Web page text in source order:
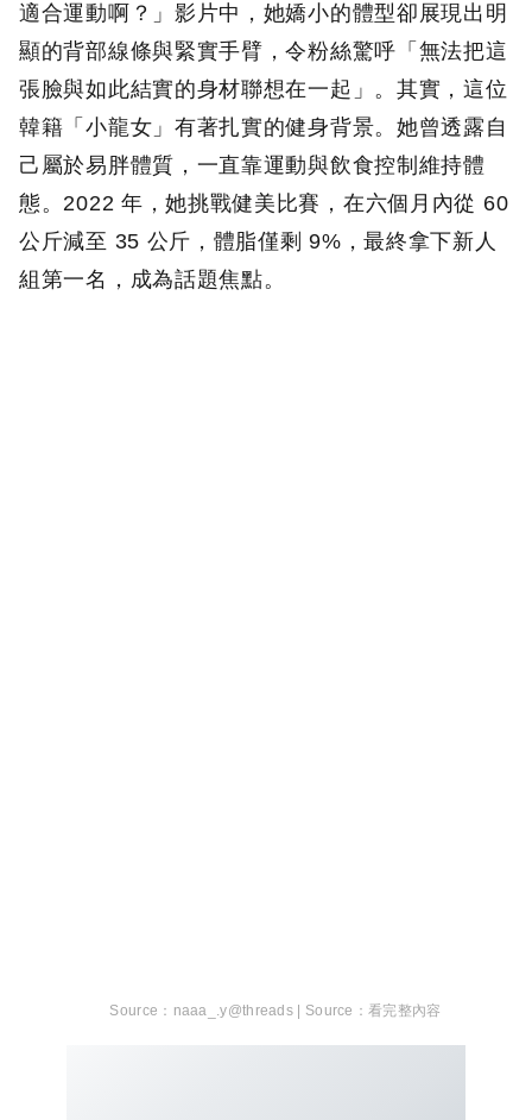
適合運動啊？」影片中，她嬌小的體型卻展現出明
顯的背部線條與緊實手臂，令粉絲驚呼「無法把這
張臉與如此結實的身材聯想在一起」。其實，這位
韓籍「小龍女」有著扎實的健身背景。她曾透露自
己屬於易胖體質，一直靠運動與飲食控制維持體
態。2022 年，她挑戰健美比賽，在六個月內從 60
公斤減至 35 公斤，體脂僅剩 9%，最終拿下新人
組第一名，成為話題焦點。
naaa_.y@threads | 看完整內容